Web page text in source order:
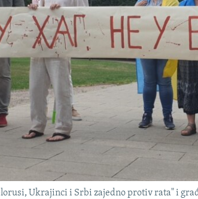
Ukrajinci i Srbi zajedno protiv rata" i